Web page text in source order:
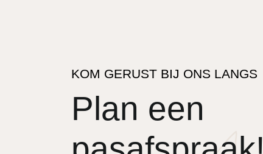
KOM GERUST BIJ ONS LANGS
Plan een